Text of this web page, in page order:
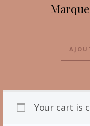
Your cart is